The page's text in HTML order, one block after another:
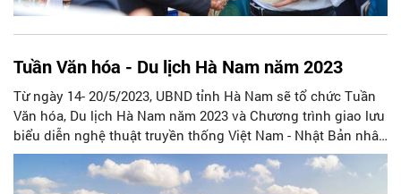
Tuần Văn hóa - Du lịch Hà Nam năm 2023
Từ ngày 14- 20/5/2023, UBND tỉnh Hà Nam sẽ tổ chức Tuần
Văn hóa, Du lịch Hà Nam năm 2023 và Chương trình giao lưu
biểu diễn nghệ thuật truyền thống Việt Nam - Nhật Bản nhân
kỷ niệm 50 năm thiết lập quan hệ ngoại giao (21/9/1973-
21/9/2023).